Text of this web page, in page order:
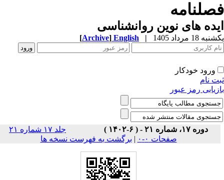
های نوین روانشناسی
18 مرداد 1405 |
English
[Archive]
ورود خودکار
نام
رمز عبور
دوره ۱۷، شماره ۲۱ - ( ۶-۱۴۰۲ )
جلد ۱۷ شماره ۲۱
صفحات ۰-۰
| برگشت به فهرست نسخه ها